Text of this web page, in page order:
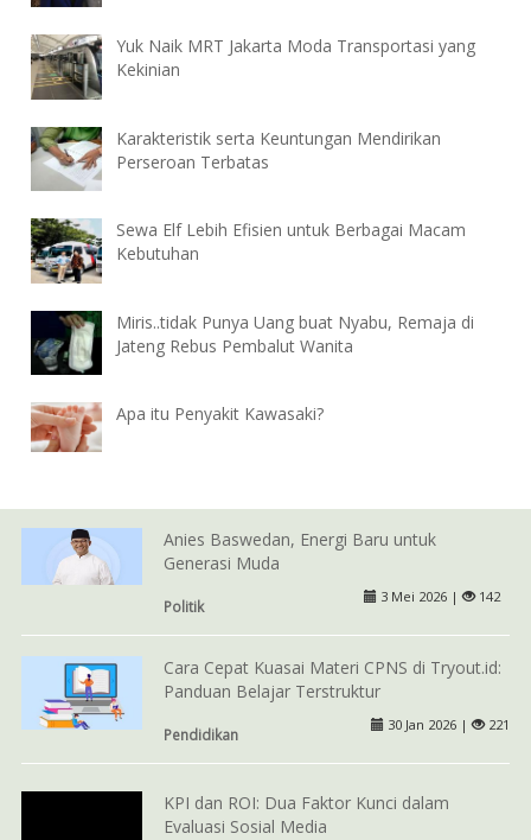
Yuk Naik MRT Jakarta Moda Transportasi yang
Kekinian
Karakteristik serta Keuntungan Mendirikan
Perseroan Terbatas
Sewa Elf Lebih Efisien untuk Berbagai Macam
Kebutuhan
Miris..tidak Punya Uang buat Nyabu, Remaja di
Jateng Rebus Pembalut Wanita
Apa itu Penyakit Kawasaki?
Anies Baswedan, Energi Baru untuk
Generasi Muda
Politik
3 Mei 2026 | 142
Cara Cepat Kuasai Materi CPNS di Tryout.id:
Panduan Belajar Terstruktur
Pendidikan
30 Jan 2026 | 221
KPI dan ROI: Dua Faktor Kunci dalam
Evaluasi Sosial Media